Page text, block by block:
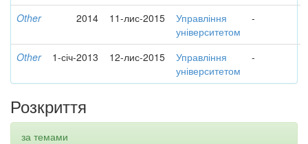
Other 2014 11-лис-2015
Управління
університетом
-
Other 1-січ-2013 12-лис-2015
Управління
університетом
-
Розкриття
за темами